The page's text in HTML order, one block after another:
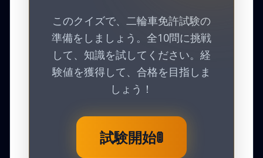
このクイズで、二輪車免許試験の
準備をしましょう。全10問に挑戦
して、知識を試してください。経
験値を獲得して、合格を目指しま
しょう！
試験開始🚦